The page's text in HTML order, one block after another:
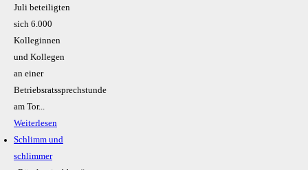
Juli beteiligten
sich 6.000
Kolleginnen
und Kollegen
an einer
Betriebsratssprechstunde
am Tor...
Weiterlesen
Schlimm und
schlimmer